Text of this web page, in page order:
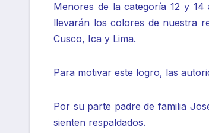
Menores de la categoría 12 y
llevarán los colores de nuestra
Cusco, Ica y Lima.
Para motivar este logro, las
Por su parte padre de familia
sienten respaldados.